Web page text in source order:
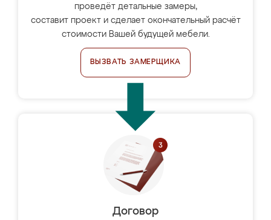
проведёт детальные замеры,
составит проект и сделает окончательный расчёт
стоимости Вашей будущей мебели.
ВЫЗВАТЬ ЗАМЕРЩИКА
Договор